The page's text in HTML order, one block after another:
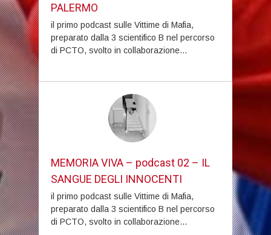
PALERMO
il primo podcast sulle Vittime di Mafia,
preparato dalla 3 scientifico B nel percorso
di PCTO, svolto in collaborazione...
MEMORIA VIVA – podcast 02 – IL
SANGUE DEGLI INNOCENTI
il primo podcast sulle Vittime di Mafia,
preparato dalla 3 scientifico B nel percorso
di PCTO, svolto in collaborazione...